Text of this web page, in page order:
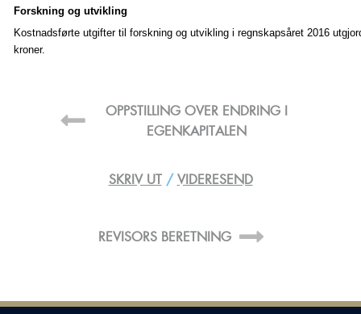
Forskning og utvikling
Kostnadsførte utgifter til forskning og utvikling i regnskapsåret 2016
kroner.
F
OPPSTILLING OVER ENDRING I
EGENKAPITALEN
SKRIV UT / VIDERESEND
REVISORS BERETNING G